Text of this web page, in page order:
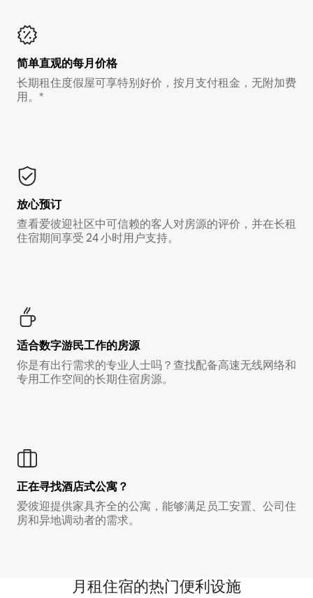
简单直观的每月价格
长期租住度假屋可享特别好价，按月支付租金，无附加费
用。*
放心预订
查看爱彼迎社区中可信赖的客人对房源的评价，并在长租
住宿期间享受 24 小时用户支持。
适合数字游民工作的房源
你是有出行需求的专业人士吗？查找配备高速无线网络和
专用工作空间的长期住宿房源。
正在寻找酒店式公寓？
爱彼迎提供家具齐全的公寓，能够满足员工安置、公司住
房和异地调动者的需求。
月租住宿的热门便利设施